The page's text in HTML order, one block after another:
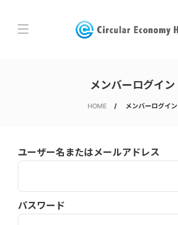
メンバーログイン
HOME メンバーログイン
ユーザー名またはメールアドレス
パスワード